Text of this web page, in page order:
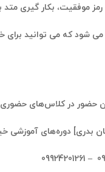
موفقیت، بکار گیری
شود که می توانید برای
حضور در کلاس‌های حضوری
دوره‌های آموزشی